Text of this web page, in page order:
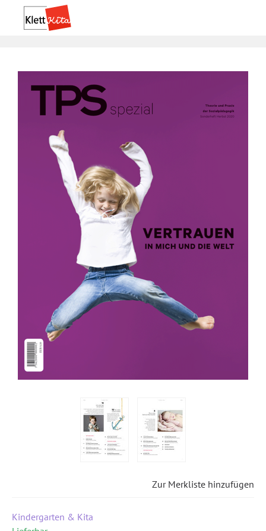
Zur Merkliste hinzufügen
Kindergarten & Kita